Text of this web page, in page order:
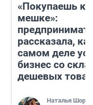
«Покупаешь
мешке»:
рассказала,
самом деле
бизнес со
дешевых
Наталья